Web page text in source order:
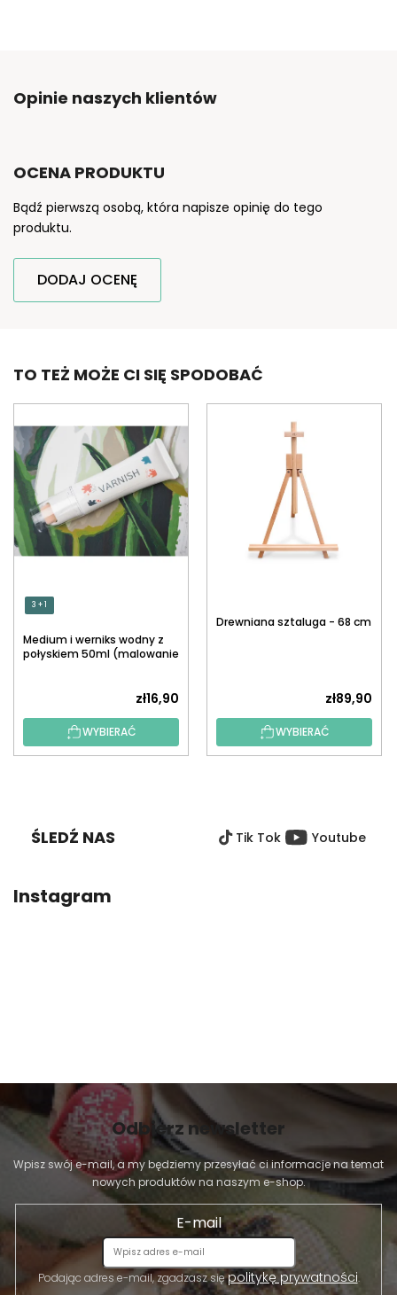
Opinie naszych klientów
OCENA PRODUKTU
Bądź pierwszą osobą, która napisze opinię do tego
produktu.
DODAJ OCENĘ
TO TEŻ MOŻE CI SIĘ SPODOBAĆ
3 + 1
Medium i werniks wodny z
połyskiem 50ml (malowanie
zł16,90
WYBIERAĆ
Drewniana sztaluga - 68 cm
zł89,90
WYBIERAĆ
ŚLEDŹ NAS Tik Tok Youtube
Instagram
Odbierz newsletter
Wpisz swój e-mail, a my będziemy przesyłać ci informacje na temat
nowych produktów na naszym e-shop.
E-mail
Podając adres e-mail, zgadzasz siępolitykę prywatności.